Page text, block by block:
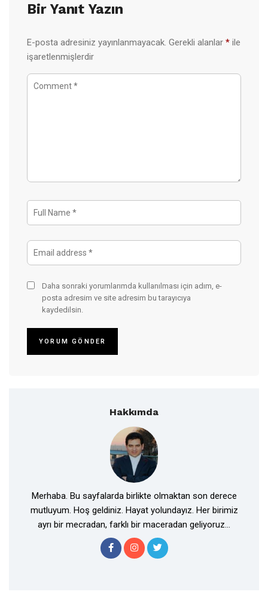
Bir Yanıt Yazın
E-posta adresiniz yayınlanmayacak. Gerekli alanlar * ile
işaretlenmişlerdir
Daha sonraki yorumlarımda kullanılması için adım, e-
posta adresim ve site adresim bu tarayıcıya
kaydedilsin.
Hakkımda
Merhaba. Bu sayfalarda birlikte olmaktan son derece
mutluyum. Hoş geldiniz. Hayat yolundayız. Her birimiz
ayrı bir mecradan, farklı bir maceradan geliyoruz...